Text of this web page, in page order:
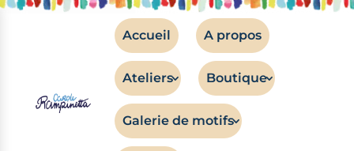
Accueil A propos
Ateliers Boutique
Galerie de motifs